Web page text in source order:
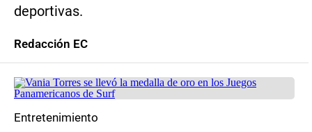
deportivas.
Redacción EC
Entretenimiento